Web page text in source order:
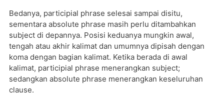
Bedanya, participial phrase selesai sampai disitu,
sementara absolute phrase masih perlu ditambahkan
subject di depannya. Posisi keduanya mungkin awal,
tengah atau akhir kalimat dan umumnya dipisah dengan
koma dengan bagian kalimat. Ketika berada di awal
kalimat, participial phrase menerangkan subject;
sedangkan absolute phrase menerangkan keseluruhan
clause.